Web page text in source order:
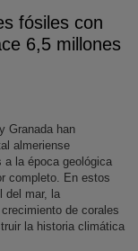
fósiles con
6,5 millones
Granada han
almeriense
a la época geológica
completo. En estos
del mar, la
de corales
la historia climática